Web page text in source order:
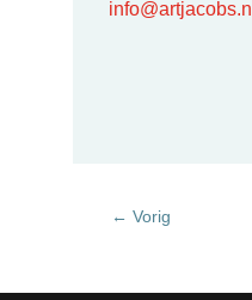
info@artjacobs.nl
←Vorig